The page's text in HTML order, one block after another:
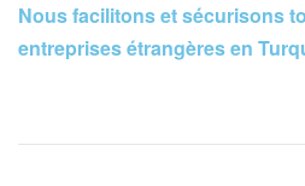
Nous facilitons et sécurisons
entreprises étrangères en